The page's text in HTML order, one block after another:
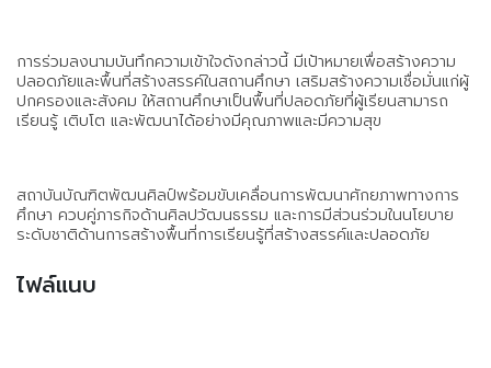
การร่วมลงนามบันทึกความเข้าใจดังกล่าวนี้ มีเป้าหมายเพื่อสร้างความ
ปลอดภัยและพื้นที่สร้างสรรค์ในสถานศึกษา เสริมสร้างความเชื่อมั่นแก่ผู้
ปกครองและสังคม ให้สถานศึกษาเป็นพื้นที่ปลอดภัยที่ผู้เรียนสามารถ
เรียนรู้ เติบโต และพัฒนาได้อย่างมีคุณภาพและมีความสุข
สถาบันบัณฑิตพัฒนศิลป์พร้อมขับเคลื่อนการพัฒนาศักยภาพทางการ
ศึกษา ควบคู่ภารกิจด้านศิลปวัฒนธรรม และการมีส่วนร่วมในนโยบาย
ระดับชาติด้านการสร้างพื้นที่การเรียนรู้ที่สร้างสรรค์และปลอดภัย
ไฟล์แนบ